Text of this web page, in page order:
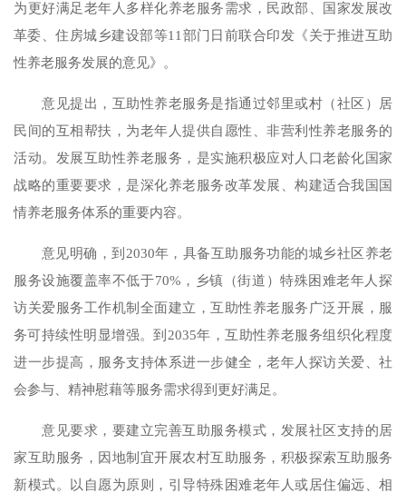
为更好满足老年人多样化养老服务需求，民政部、国家发展改
革委、住房城乡建设部等11部门日前联合印发《关于推进互助
性养老服务发展的意见》。
意见提出，互助性养老服务是指通过邻里或村（社区）居
民间的互相帮扶，为老年人提供自愿性、非营利性养老服务的
活动。发展互助性养老服务，是实施积极应对人口老龄化国家
战略的重要要求，是深化养老服务改革发展、构建适合我国国
情养老服务体系的重要内容。
意见明确，到2030年，具备互助服务功能的城乡社区养老
服务设施覆盖率不低于70%，乡镇（街道）特殊困难老年人探
访关爱服务工作机制全面建立，互助性养老服务广泛开展，服
务可持续性明显增强。到2035年，互助性养老服务组织化程度
进一步提高，服务支持体系进一步健全，老年人探访关爱、社
会参与、精神慰藉等服务需求得到更好满足。
意见要求，要建立完善互助服务模式，发展社区支持的居
家互助服务，因地制宜开展农村互助服务，积极探索互助服务
新模式。以自愿为原则，引导特殊困难老年人或居住偏远、相